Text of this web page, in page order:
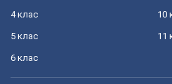
4 клас
5 клас
6 клас
10
11